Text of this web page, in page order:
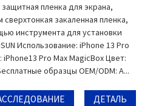
пленка для экрана,
закаленная пленка,
инструмента для установки
Использование: iPhone 13 Pro
Pro Max MagicBox Цвет:
образцы OEM/ODM: A...
ДЕТАЛЬ